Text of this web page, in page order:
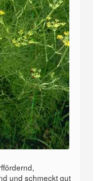
und schmeckt gut